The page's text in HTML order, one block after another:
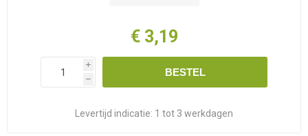
€ 3,19
i
h
BESTEL
Levertijd indicatie: 1 tot 3 werkdagen